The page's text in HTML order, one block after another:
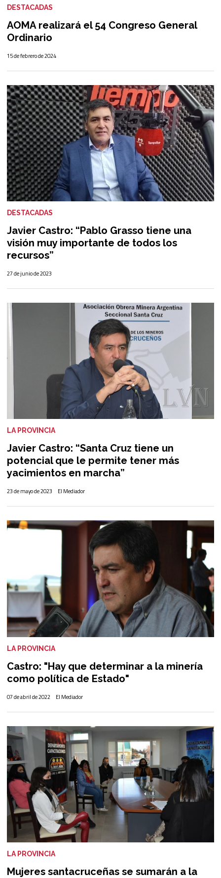
AOMA realizará el 54 Congreso General
Ordinario
DESTACADAS
15 de febrero de 2024
Javier Castro: “Pablo Grasso tiene una
visión muy importante de todos los
recursos”
DESTACADAS
27 de junio de 2023
Javier Castro: “Santa Cruz tiene un
potencial que le permite tener más
yacimientos en marcha”
El Mediador
LA PROVINCIA
23 de mayo de 2023
Castro: "Hay que determinar a la minería
como política de Estado"
El Mediador
LA PROVINCIA
07 de abril de 2022
Mujeres santacruceñas se sumarán a la
LA PROVINCIA